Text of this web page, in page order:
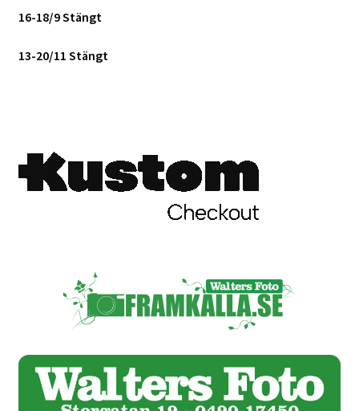
Skadefoto / Försäkringsärenden
Information
Kontakt
Köpvillkor
16-18/9 Stängt
13-20/11 Stängt